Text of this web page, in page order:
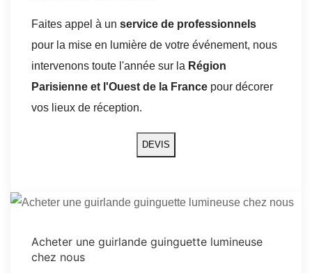
Faites appel à un service de professionnels
pour la mise en lumière de votre événement, nous
intervenons toute l'année sur la Région
Parisienne et l'Ouest de la France pour décorer
vos lieux de réception.
DEVIS
Acheter une guirlande guinguette lumineuse
chez nous